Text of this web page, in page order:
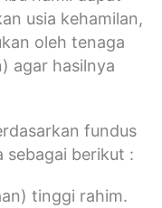
usia kehamilan,
oleh tenaga
agar hasilnya
fundus
sebagai berikut :
tinggi rahim.